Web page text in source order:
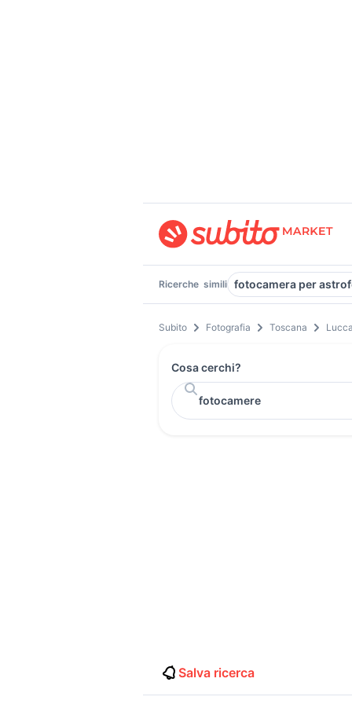
Ricerche simili fotocamera per
Subito Fotografia Toscana
Cosa cerchi?
Salva ricerca